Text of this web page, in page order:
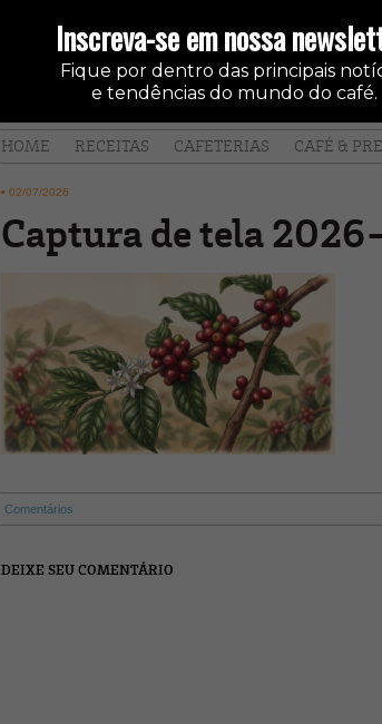
Inscreva-se em nossa
Fique por dentro das principais
e tendências do mundo do café.
HOME RECEITAS CAFETERIAS CAFÉ &
• 02/07/2026
Captura de tela
Comentários
DEIXE SEU COMENTÁRIO